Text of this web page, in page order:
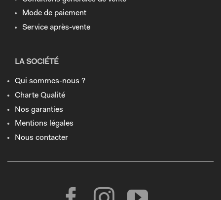
Mode de paiement
Service après-vente
LA SOCIÉTÉ
Qui sommes-nous ?
Charte Qualité
Nos garanties
Mentions légales
Nous contacter